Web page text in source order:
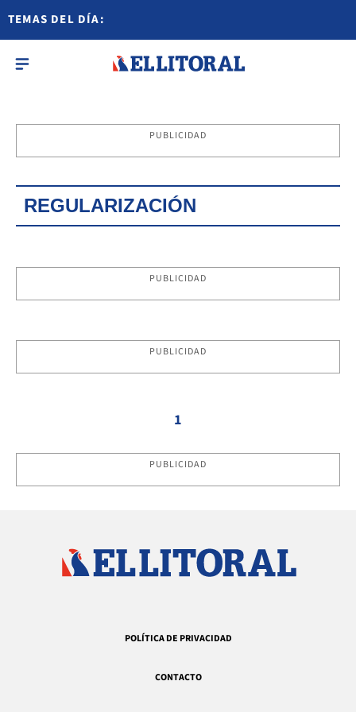
TEMAS DEL DÍA:
PUBLICIDAD
REGULARIZACIÓN
PUBLICIDAD
PUBLICIDAD
1
PUBLICIDAD
POLÍTICA DE PRIVACIDAD
CONTACTO